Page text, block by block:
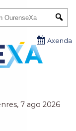
7 ago 2026
Axenda